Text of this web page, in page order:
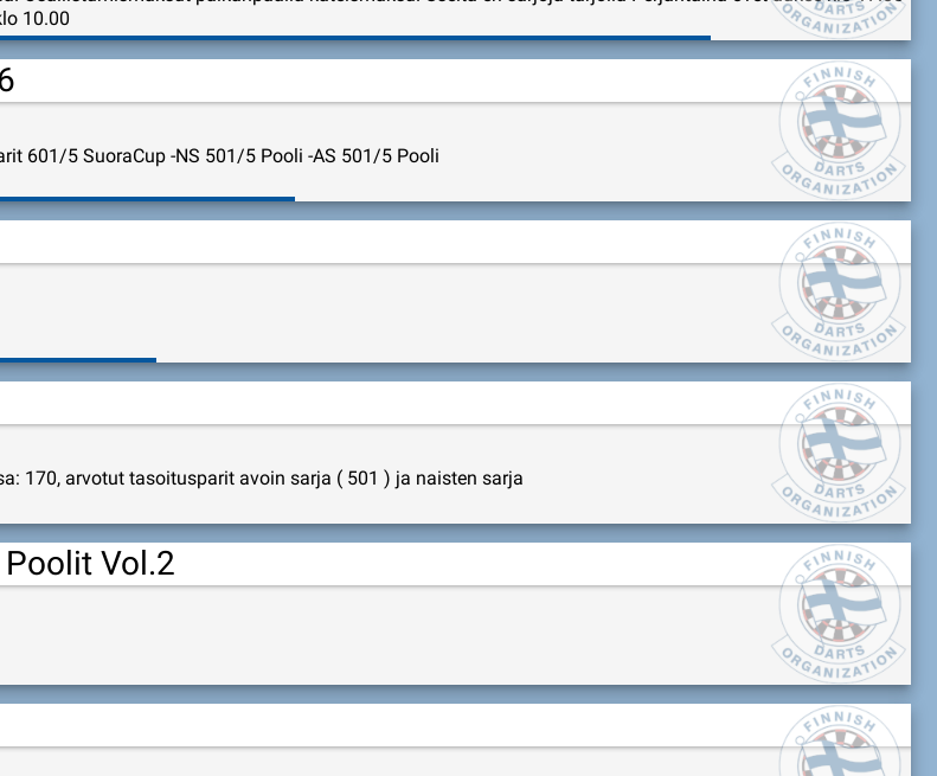
10.00
601/5 SuoraCup -NS 501/5 Pooli -AS 501/5 Pooli
170, arvotut tasoitusparit avoin sarja ( 501 ) ja naisten sarja
Poolit Vol.2